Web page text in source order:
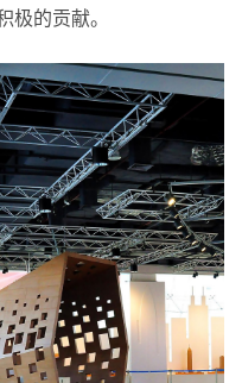
极的贡献。